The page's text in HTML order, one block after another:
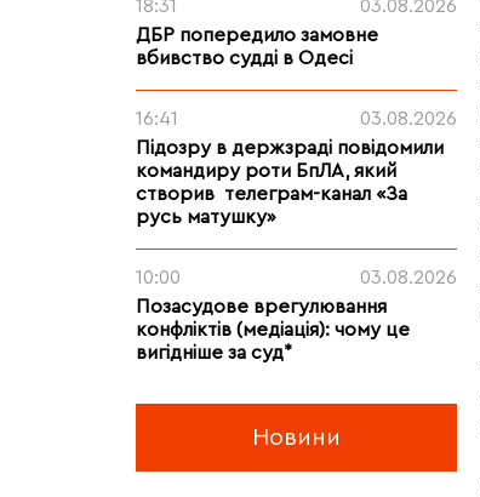
18:31
03.08.2026
ДБР попередило замовне
вбивство судді в Одесі
16:41
03.08.2026
Підозру в держзраді повідомили
командиру роти БпЛА, який
створив телеграм-канал «За
русь матушку»
10:00
03.08.2026
Позасудове врегулювання
конфліктів (медіація): чому це
вигідніше за суд*
Новини